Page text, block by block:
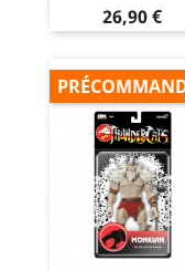
Prix
26,90 €